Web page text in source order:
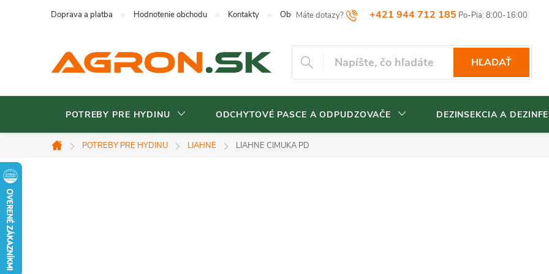
+421 944 712 185
Doprava a platba Hodnotenie obchodu Kontakty Obchodné podmienky Reklamačný poriadok Vrátenia tovaru
HĽADAŤ
POTREBY PRE HYDINU ODCHYTOVÉ PASCE A ODPUDZOVAČE DEZINSEKCIA A
Domov
POTREBY PRE HYDINU LIAHNE LIAHNE CIMUKA PD